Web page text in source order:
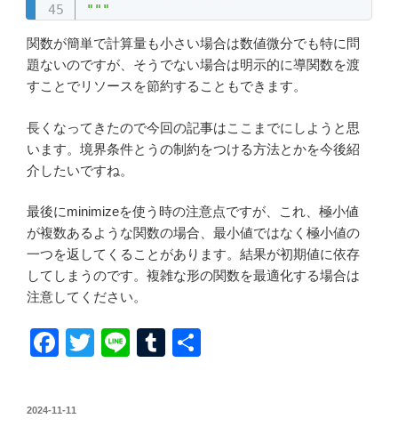
"""
関数が簡単で計算量も小さい場合は数値微分でも特に問
題ないのですが、そうでない場合は明示的に導関数を渡
すことでリソースを節約することもできます。
長くなってきたので今回の記事はここまでにしようと思
います。境界条件とうの制約をつける方法とかを今後紹
介したいですね。
最後にminimizeを使う時の注意点ですが、これ、極小値
が複数あるような関数の場合、最小値ではなく極小値の
一つを返してくることがあります。結果が初期値に依存
してしまうのです。複雑な形の関数を最適化する場合は
注意してください。
F
c
T
Li
T
投
2024-11-11